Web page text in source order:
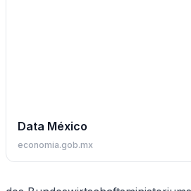
Data México
economia.gob.mx